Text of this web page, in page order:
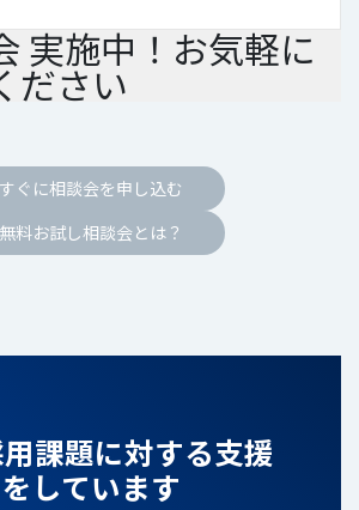
実施中！お気軽に
ださい
ぐに相談会を申し込む
料お試し相談会とは？
課題に対する支援
をしています